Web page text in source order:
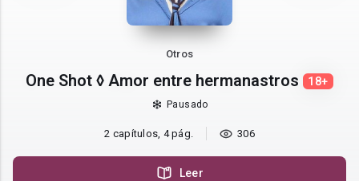
Otros
One Shot ◊ Amor entre hermanastros 18+
Pausado
2 capítulos, 4 pág. 306
Leer